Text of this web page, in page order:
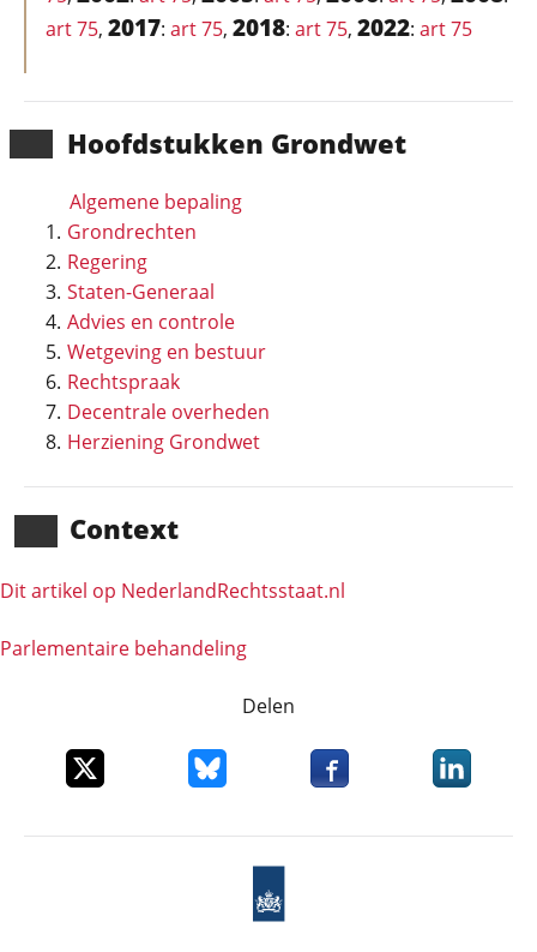
Hoofd­stukken Grondwet
Algemene bepaling
Grondrechten
Regering
Staten-Generaal
Advies en controle
Wetgeving en bestuur
Rechtspraak
Decentrale overheden
Herziening Grondwet
Context
Dit artikel op NederlandRechts­staat.nl
Parlementaire behandeling
art 75, 2017: art 75, 2018: art 75, 2022: art 75
Delen
Deel dit item op XDeel dit item op Bluesky
Deel dit item opDeel dit